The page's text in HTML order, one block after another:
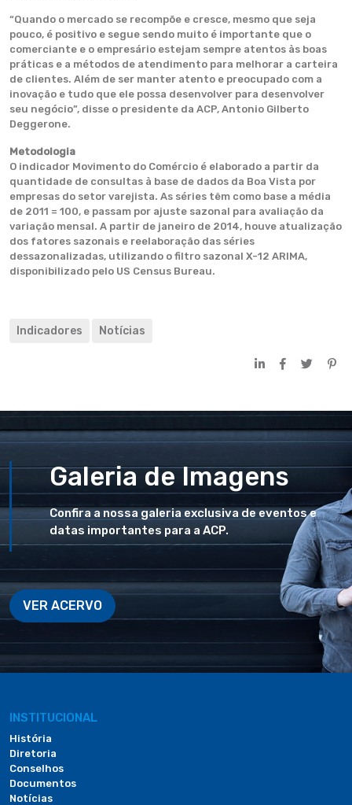
“Quando o mercado se recompõe e cresce, mesmo que seja
pouco, é positivo e segue sendo muito é importante que o
comerciante e o empresário estejam sempre atentos às boas
práticas e a métodos de atendimento para melhorar a carteira
de clientes. Além de ser manter atento e preocupado com a
inovação e tudo que ele possa desenvolver para desenvolver
seu negócio”, disse o presidente da ACP, Antonio Gilberto
Deggerone.
Metodologia
O indicador Movimento do Comércio é elaborado a partir da
quantidade de consultas à base de dados da Boa Vista por
empresas do setor varejista. As séries têm como base a média
de 2011 = 100, e passam por ajuste sazonal para avaliação da
variação mensal. A partir de janeiro de 2014, houve atualização
dos fatores sazonais e reelaboração das séries
dessazonalizadas, utilizando o filtro sazonal X-12 ARIMA,
disponibilizado pelo US Census Bureau.
Indicadores Notícias
Galeria de Imagens
Confira a nossa galeria exclusiva de eventos e
datas importantes para a ACP.
VER ACERVO
INSTITUCIONAL
História
Diretoria
Conselhos
Documentos
Notícias